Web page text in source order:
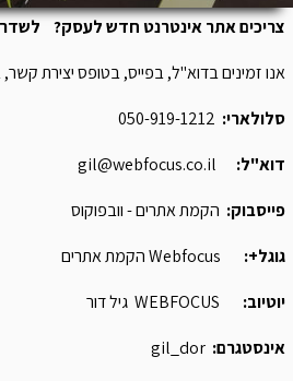
צריכים אתר אינטרנט חדש לעסק?
אנו זמינים בדוא"ל, בפייס, בטופס יצירת קשר,
סלולארי:
דוא"ל:
פייסבוק: הקמת אתרים - וובפוקוס
גוגל+:
Webfocus הקמת אתרים
יוטיוב:
WEBFOCUS גיל דור
אינסטגרם: gil_dor